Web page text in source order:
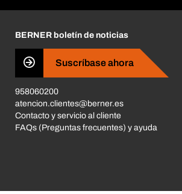
Tiendas BERNER
Business Conduct
BERNER boletín de noticias
Suscríbase ahora
958060200
atencion.clientes@berner.es
Contacto y servicio al cliente
FAQs (Preguntas frecuentes) y ayuda